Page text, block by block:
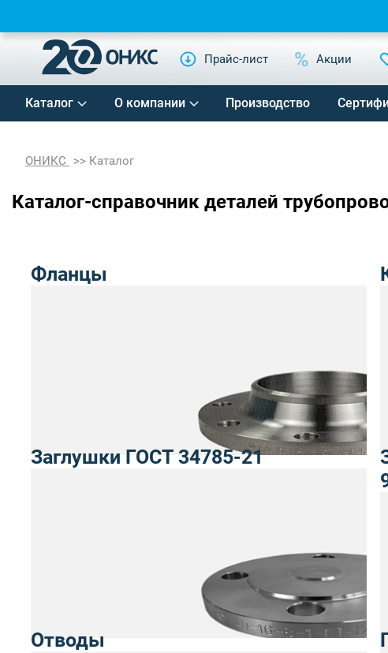
Прайс-лист Акции
Каталог О компании Производство
ОНИКС Каталог
Каталог-справочник деталей
Фланцы
Заглушки ГОСТ 34785-21
Отводы